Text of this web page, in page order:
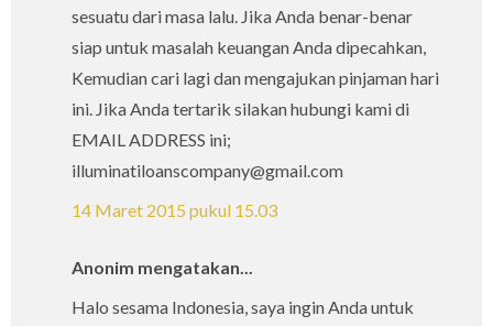
sesuatu dari masa lalu. Jika Anda benar-benar
siap untuk masalah keuangan Anda dipecahkan,
Kemudian cari lagi dan mengajukan pinjaman hari
ini. Jika Anda tertarik silakan hubungi kami di
EMAIL ADDRESS ini;
illuminatiloanscompany@gmail.com
14 Maret 2015 pukul 15.03
Anonim mengatakan...
Halo sesama Indonesia, saya ingin Anda untuk